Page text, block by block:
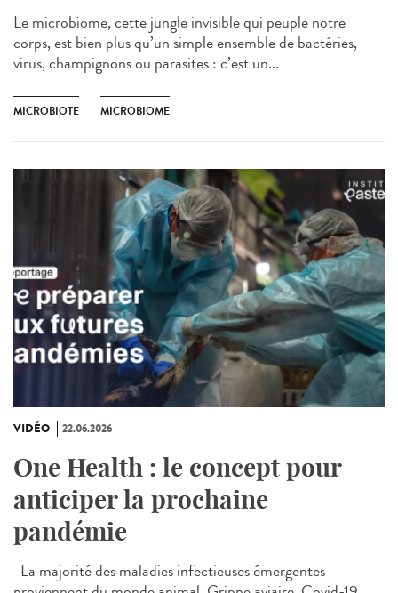
Le microbiome, cette jungle invisible qui peuple notre
corps, est bien plus qu’un simple ensemble de bactéries,
virus, champignons ou parasites : c’est un...
MICROBIOTE MICROBIOME
VIDÉO 22.06.2026
One Health : le concept pour
anticiper la prochaine
pandémie
La majorité des maladies infectieuses émergentes